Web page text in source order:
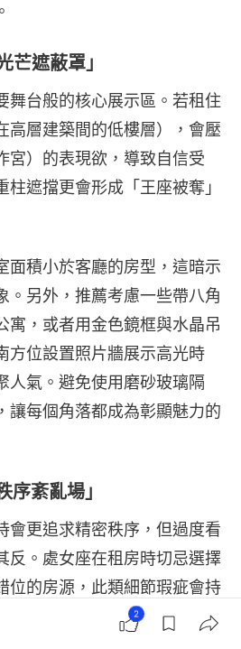
芒遮蔽罩」
舞台般的核心展示區。若租住
高層建築間的低樓層），會壓
宮）的表現欲，導致自信受
遮擋更會形成「王座被奪」
面積小於客廳的房型，這暗示
。另外，推薦考慮一些帶八角
寓，或者用金色鏡框與水晶吊
方位設置照片牆展示高光時
人氣。避免使用磨砂玻璃隔
讓每個角落都成為彰顯魅力的
序紊亂場」
會更追求精密秩序，但過度看
反。處女座在租房時切忌選擇
位的房源，此類細節瑕疵會持
）的焦慮神經；L型廚房操作枱
2